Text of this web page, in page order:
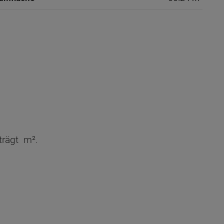
- Grundrissvarianten:
nach DIN 277 Obergeschoss
m².